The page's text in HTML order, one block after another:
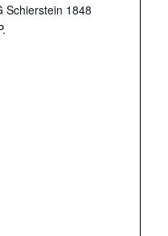
Schierstein 1848